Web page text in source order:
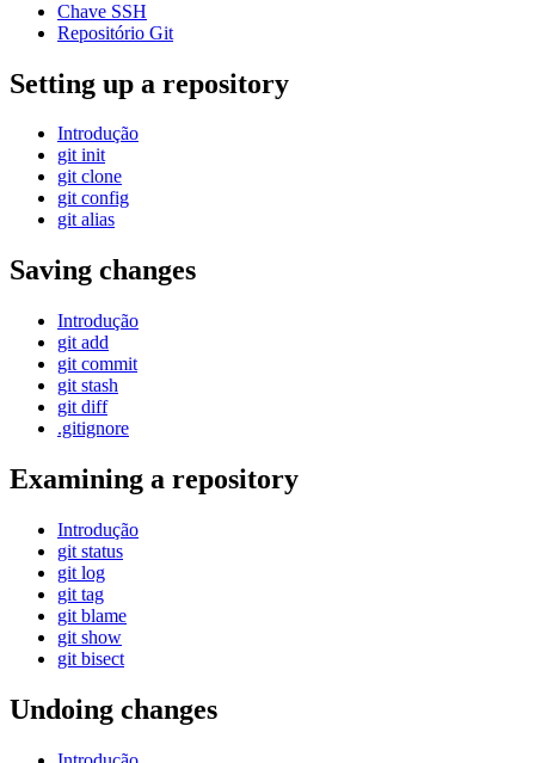
Chave SSH
Repositório Git
Setting up a repository
Introdução
git init
git clone
git config
git alias
Saving changes
Introdução
git add
git commit
git stash
git diff
.gitignore
Examining a repository
Introdução
git status
git log
git tag
git blame
git show
git bisect
Undoing changes